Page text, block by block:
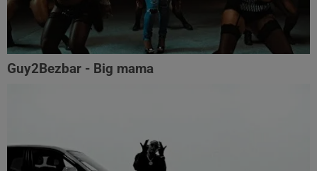
Guy2Bezbar - Big mama